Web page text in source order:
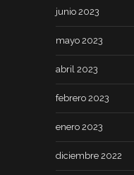
junio 2023
mayo 2023
abril 2023
febrero 2023
enero 2023
diciembre 2022